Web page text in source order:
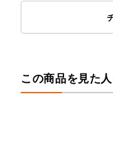
この商品を見た